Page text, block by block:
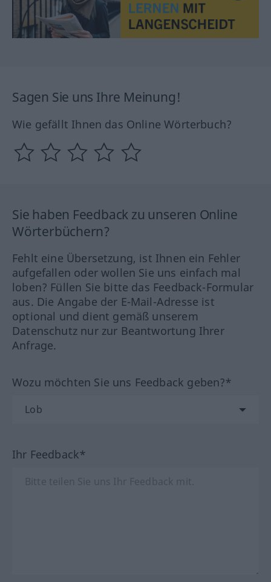
Sagen Sie uns Ihre Meinung!
Wie gefällt Ihnen das Online Wörterbuch?
Sie haben Feedback zu unseren Online
Wörterbüchern?
Fehlt eine Übersetzung, ist Ihnen ein Fehler
aufgefallen oder wollen Sie uns einfach mal
loben? Füllen Sie bitte das Feedback-Formular
aus. Die Angabe der E-Mail-Adresse ist
optional und dient gemäß unserem
Datenschutz nur zur Beantwortung Ihrer
Anfrage.
Wozu möchten Sie uns Feedback geben?*
Ihr Feedback*